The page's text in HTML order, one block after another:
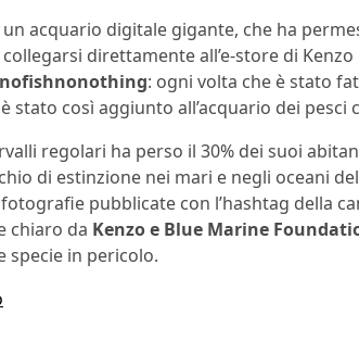
acquario digitale gigante, che ha
direttamente all’e-store di
: ogni volta che è stato
stato così aggiunto all’acquario dei pesci
regolari ha perso il 30% dei suoi
di estinzione nei mari e negli oceani
pubblicate con l’hashtag della
chiaro da Kenzo e Blue Marine
specie in pericolo.